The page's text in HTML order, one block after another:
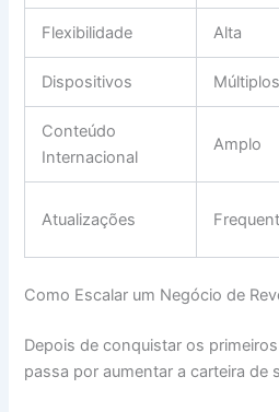
Flexibilidade Alta
Dispositivos Múltiplos
Conteúdo
Internacional
Amplo
Atualizações
Como Escalar um Negócio de
Depois de conquistar os
passa por aumentar a carteira de